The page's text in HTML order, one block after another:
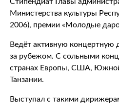
Министерства культуры
2006), премии «Молодые
Ведёт активную концертную
за рубежом. С сольными
странах Европы, США,
Танзании.
Выступал с такими